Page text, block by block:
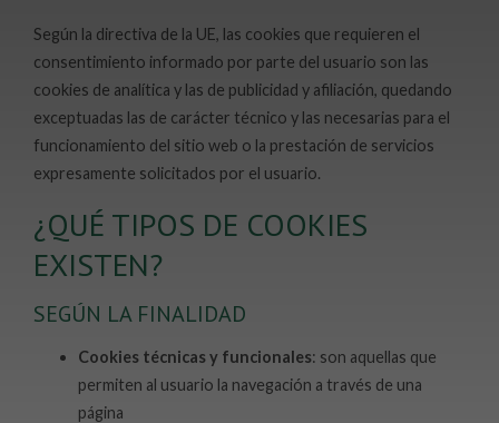
Según la directiva de la UE, las cookies que requieren el
consentimiento informado por parte del usuario son las
cookies de analítica y las de publicidad y afiliación, quedando
exceptuadas las de carácter técnico y las necesarias para el
funcionamiento del sitio web o la prestación de servicios
expresamente solicitados por el usuario.
¿QUÉ TIPOS DE COOKIES
EXISTEN?
SEGÚN LA FINALIDAD
Cookies técnicas y funcionales: son aquellas que
permiten al usuario la navegación a través de una
página